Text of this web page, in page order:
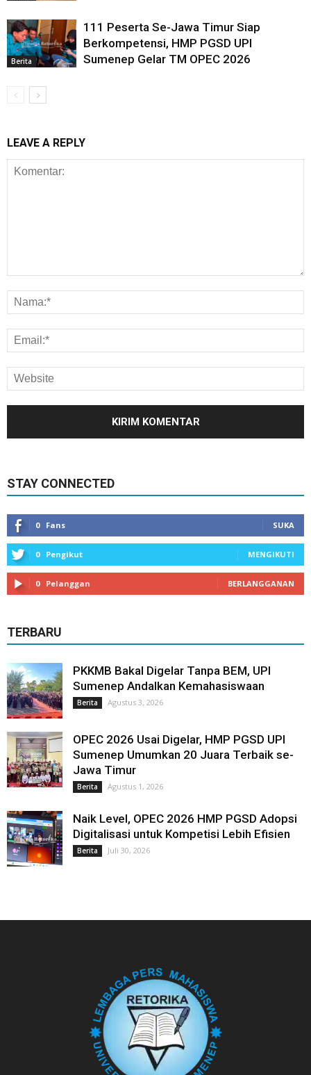
Berita
111 Peserta Se-Jawa Timur Siap
Berkompetensi, HMP PGSD UPI
Sumenep Gelar TM OPEC 2026
LEAVE A REPLY
STAY CONNECTED
0 Fans SUKA
0 Pengikut MENGIKUTI
0 Pelanggan BERLANGGANAN
TERBARU
PKKMB Bakal Digelar Tanpa BEM, UPI
Sumenep Andalkan Kemahasiswaan
Berita Agustus 3, 2026
OPEC 2026 Usai Digelar, HMP PGSD UPI
Sumenep Umumkan 20 Juara Terbaik se-
Jawa Timur
Berita Agustus 1, 2026
Naik Level, OPEC 2026 HMP PGSD Adopsi
Digitalisasi untuk Kompetisi Lebih Efisien
Berita Juli 30, 2026